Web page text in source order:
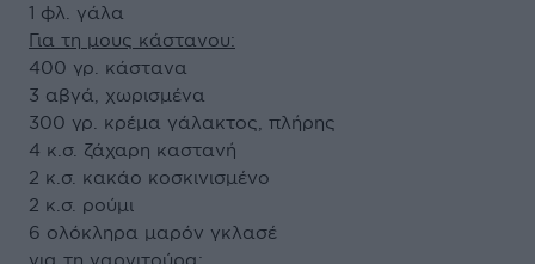
1 φλ. γάλα
Για τη μους κάστανου:
400 γρ. κάστανα
3 αβγά, χωρισμένα
300 γρ. κρέμα γάλακτος, πλήρης
4 κ.σ. ζάχαρη καστανή
2 κ.σ. κακάο κοσκινισμένο
2 κ.σ. ρούμι
6 ολόκληρα μαρόν γκλασέ